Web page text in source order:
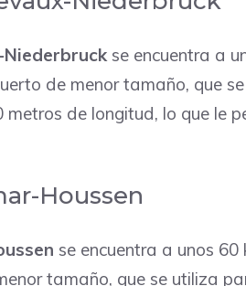
se encuentra a
de menor tamaño, que
de longitud, lo que le
Houssen
se encuentra a unos
tamaño, que se utiliza